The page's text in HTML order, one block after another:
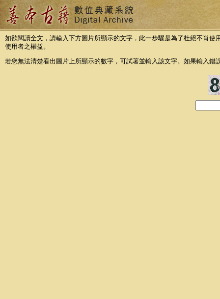
如欲閱讀全文，請輸入下方圖片所顯示的文字，此一步驟是為了杜絕不肖
使用者之權益。
若您無法清楚看出圖片上所顯示的數字，可試著並輸入該文字。如果輸入錯